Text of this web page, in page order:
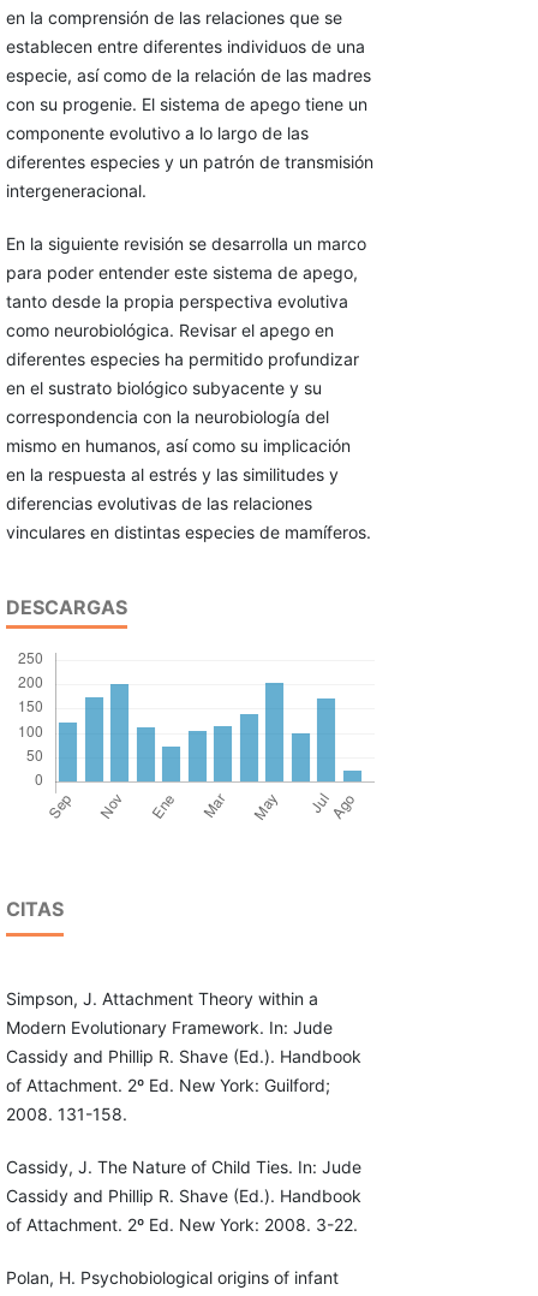
en la comprensión de las relaciones que se
establecen entre diferentes individuos de una
especie, así como de la relación de las madres
con su progenie. El sistema de apego tiene un
componente evolutivo a lo largo de las
diferentes especies y un patrón de transmisión
intergeneracional.
En la siguiente revisión se desarrolla un marco
para poder entender este sistema de apego,
tanto desde la propia perspectiva evolutiva
como neurobiológica. Revisar el apego en
diferentes especies ha permitido profundizar
en el sustrato biológico subyacente y su
correspondencia con la neurobiología del
mismo en humanos, así como su implicación
en la respuesta al estrés y las similitudes y
diferencias evolutivas de las relaciones
vinculares en distintas especies de mamíferos.
DESCARGAS
CITAS
Simpson, J. Attachment Theory within a
Modern Evolutionary Framework. In: Jude
Cassidy and Phillip R. Shave (Ed.). Handbook
of Attachment. 2º Ed. New York: Guilford;
2008. 131-158.
Cassidy, J. The Nature of Child Ties. In: Jude
Cassidy and Phillip R. Shave (Ed.). Handbook
of Attachment. 2º Ed. New York: 2008. 3-22.
Polan, H. Psychobiological origins of infant